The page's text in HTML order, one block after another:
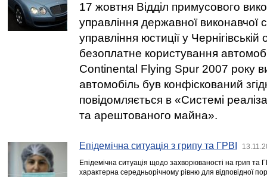
17 жовтня Відділ примусового
управління державної виконавчої
управління юстиції у
безоплатне користування
Continental Flying Spur 2007 року
автомобіль був конфіскований
повідомляється в «Системі
та арештованого майна».
Епідемічна ситуація з грипу та ГРВІ
Епідемічна ситуація щодо захворюваності на грип та
характерна середньорічному рівню для відповідної